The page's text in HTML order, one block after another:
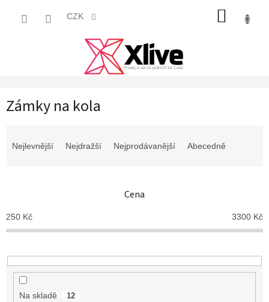
CZK
Zámky na kola
p
r
o
u
Nejlevnější Nejdražší Nejprodávanější Abecedně
Cena
250 Kč 3300 Kč
Na skladě 12